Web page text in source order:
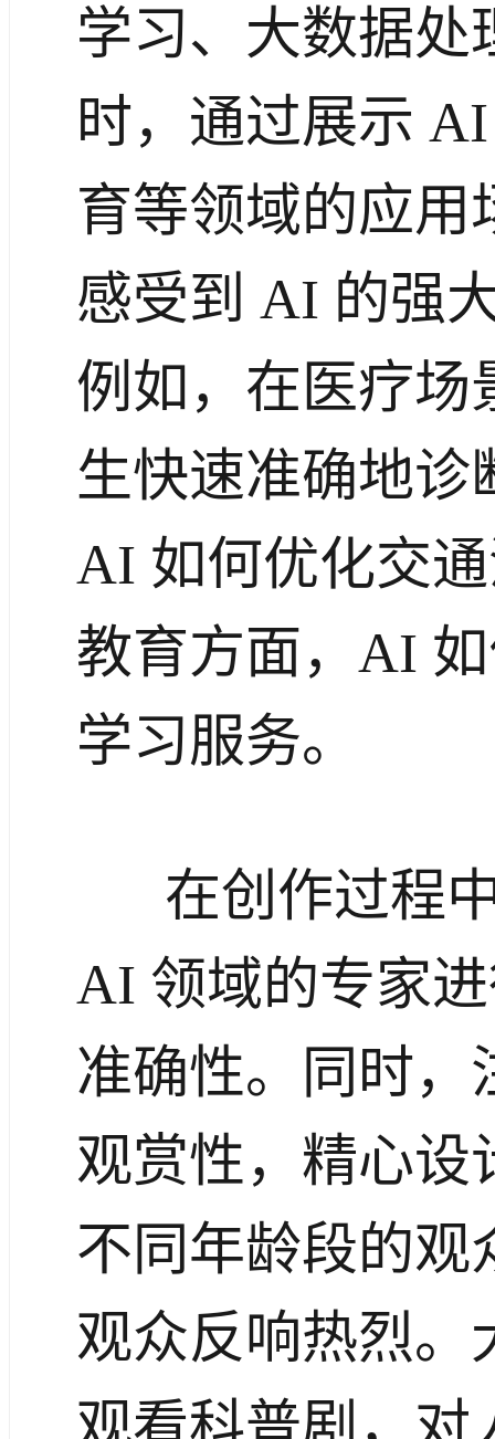
学习、大数据处
时，通过展示
育等领域的应用
感受到 AI 的强
例如，在医疗场
生快速准确地诊
AI 如何优化交
教育方面，AI
学习服务。
在创作过程
AI 领域的专家
准确性。同时，
观赏性，精心设
不同年龄段的观
观众反响热烈。
观看科普剧，对